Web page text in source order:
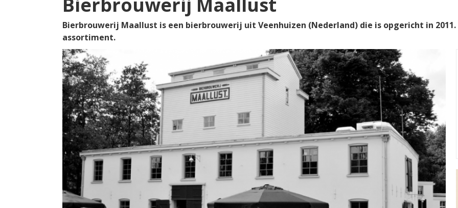
Bierbrouwerij Maallust is een bierbrouwerij uit Veenhuizen (Nederland) die is opgericht in
assortiment.